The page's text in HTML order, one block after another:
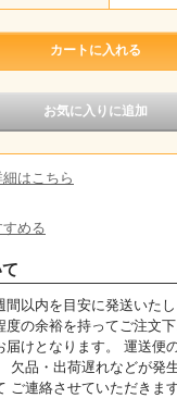
はこちら
める
間以内を目安に発送いた
度の余裕を持ってご注文
届けとなります。 運送便
欠品・出荷遅れなどが発
ご連絡させていただきます